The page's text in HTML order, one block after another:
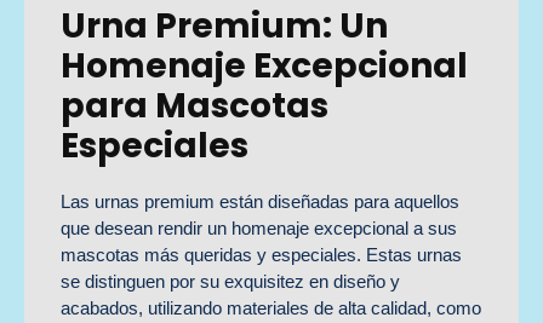
Urna Premium: Un
Homenaje Excepcional
para Mascotas
Especiales
Las urnas premium están diseñadas para aquellos
que desean rendir un homenaje excepcional a sus
mascotas más queridas y especiales. Estas urnas
se distinguen por su exquisitez en diseño y
acabados, utilizando materiales de alta calidad, como